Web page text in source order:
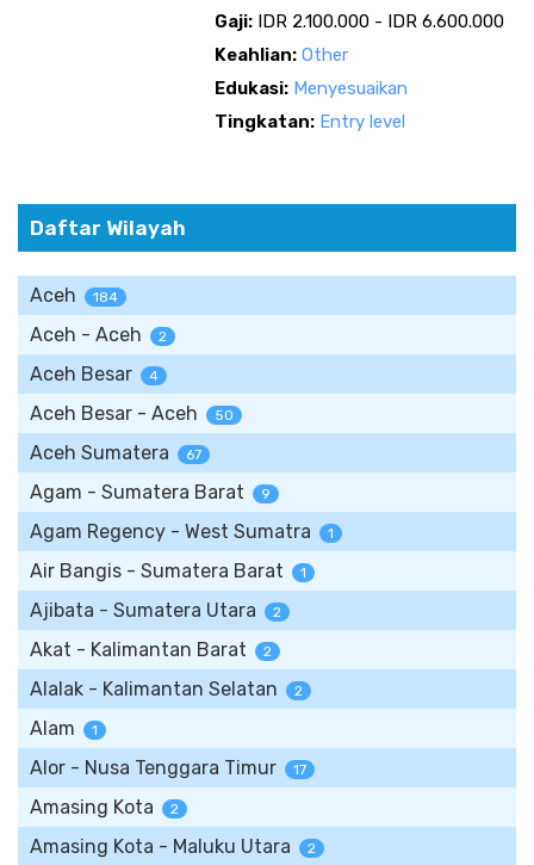
Gaji: IDR 2.100.000 - IDR 6.600.000
Keahlian: Other
Edukasi: Menyesuaikan
Tingkatan: Entry level
Daftar Wilayah
Aceh 184
Aceh - Aceh 2
Aceh Besar 4
Aceh Besar - Aceh 50
Aceh Sumatera 67
Agam - Sumatera Barat 9
Agam Regency - West Sumatra 1
Air Bangis - Sumatera Barat 1
Ajibata - Sumatera Utara 2
Akat - Kalimantan Barat 2
Alalak - Kalimantan Selatan 2
Alam 1
Alor - Nusa Tenggara Timur 17
Amasing Kota 2
Amasing Kota - Maluku Utara 2